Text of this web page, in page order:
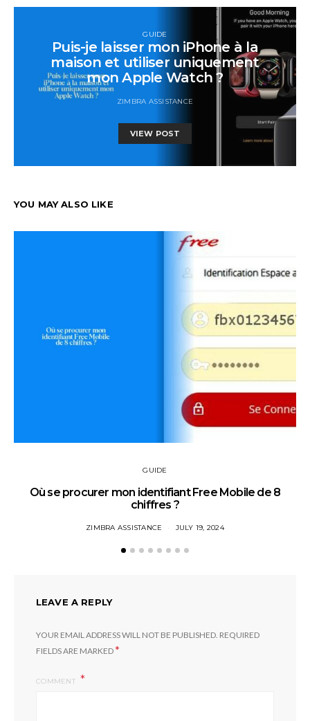
GUIDE
Puis-je laisser mon iPhone à la
maison et utiliser uniquement
mon Apple Watch ?
ZIMBRA ASSISTANCE
VIEW POST
YOU MAY ALSO LIKE
GUIDE
Où se procurer mon identifiant Free Mobile de 8
chiffres ?
ZIMBRA ASSISTANCE JULY 19, 2024
LEAVE A REPLY
YOUR EMAIL ADDRESS WILL NOT BE PUBLISHED. REQUIRED
FIELDS ARE MARKED*
COMMENT